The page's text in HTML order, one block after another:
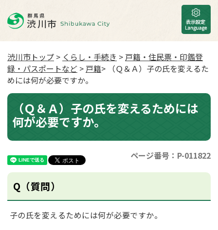
渋川市トップ > くらし・手続き > 戸籍・住民票・印鑑登
録・パスポートなど > 戸籍> （Ｑ＆Ａ）子の氏を変えるた
めには何が必要ですか。
（Ｑ＆Ａ）子の氏を変えるためには
何が必要ですか。
ページ番号：P-011822
Q（質問）
子の氏を変えるためには何が必要ですか。